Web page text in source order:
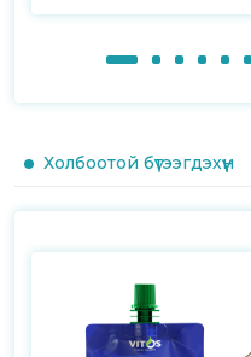
Холбоотой бүтээгдэхүүн